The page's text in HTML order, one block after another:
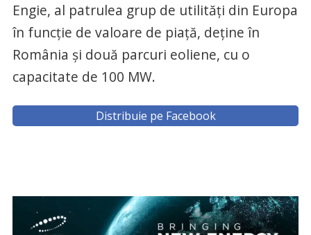
Engie, al patrulea grup de utilităţi din Europa
în funcţie de valoare de piaţă, deţine în
România şi două parcuri eoliene, cu o
capacitate de 100 MW.
Distribuie pe Facebook